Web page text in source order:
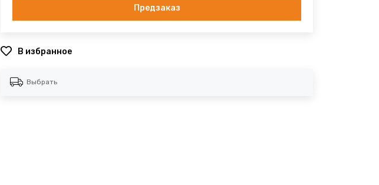
Предзаказ
В избранное
Выбрать